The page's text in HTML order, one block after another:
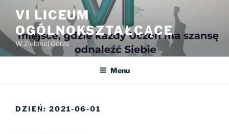
treści
VI LICEUM
OGÓLNOKSZTAŁCĄCE
W Zielonej Górze
Menu
DZIEŃ: 2021-06-01